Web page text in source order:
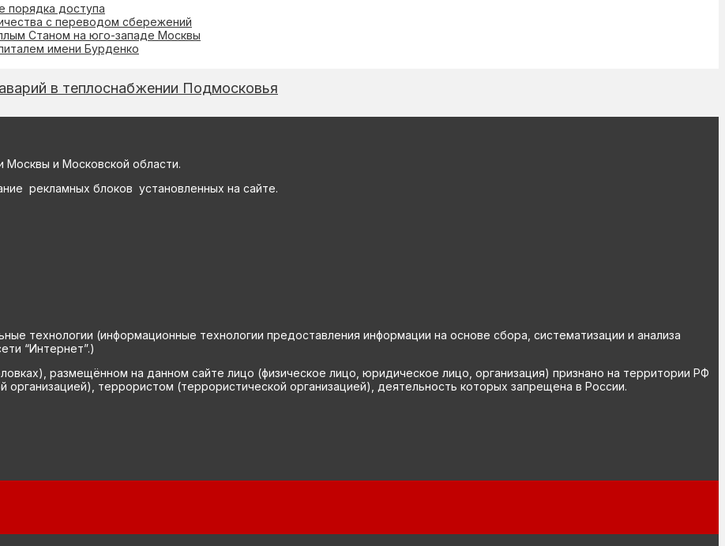
порядка доступа
с переводом сбережений
Станом на юго-западе Москвы
имени Бурденко
в теплоснабжении Подмосковья
и Московской области.
рекламных блоков установленных на сайте.
технологии (информационные технологии предоставления информации на основе сбора, систематизации и анализа
“Интернет”.)
размещённом на данном сайте лицо (физическое лицо, юридическое лицо, организация) признано на территории РФ
организацией), террористом (террористической организацией), деятельность которых запрещена в России.